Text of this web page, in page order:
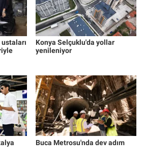
Konya Selçuklu'da yollar
yenileniyor
Buca Metrosu'nda dev adım